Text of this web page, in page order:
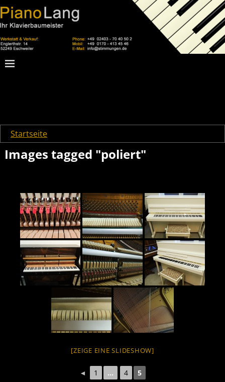
Startseite
Images tagged "poliert"
[ZEIGE EINE SLIDESHOW]
◄ 1 ... 4 5